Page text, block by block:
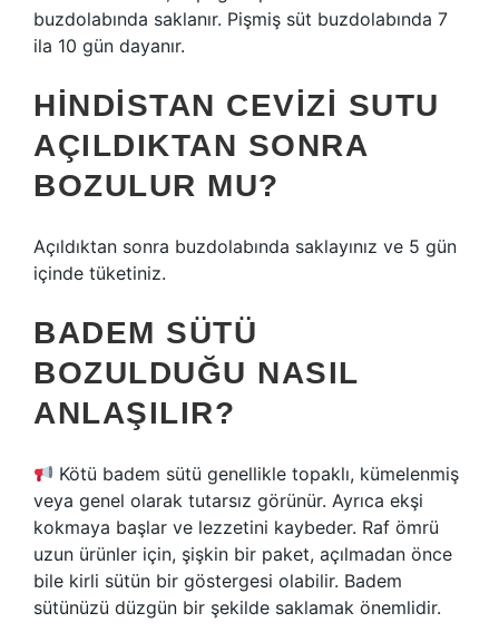
buzdolabında saklanır. Pişmiş süt buzdolabında 7
ila 10 gün dayanır.
HINDISTAN CEVIZI SUTU
AÇILDIKTAN SONRA
BOZULUR MU?
Açıldıktan sonra buzdolabında saklayınız ve 5 gün
içinde tüketiniz.
BADEM SÜTÜ
BOZULDUĞU NASIL
ANLAŞILIR?
Kötü badem sütü genellikle topaklı, kümelenmiş
veya genel olarak tutarsız görünür. Ayrıca ekşi
kokmaya başlar ve lezzetini kaybeder. Raf ömrü
uzun ürünler için, şişkin bir paket, açılmadan önce
bile kirli sütün bir göstergesi olabilir. Badem
sütünüzü düzgün bir şekilde saklamak önemlidir.